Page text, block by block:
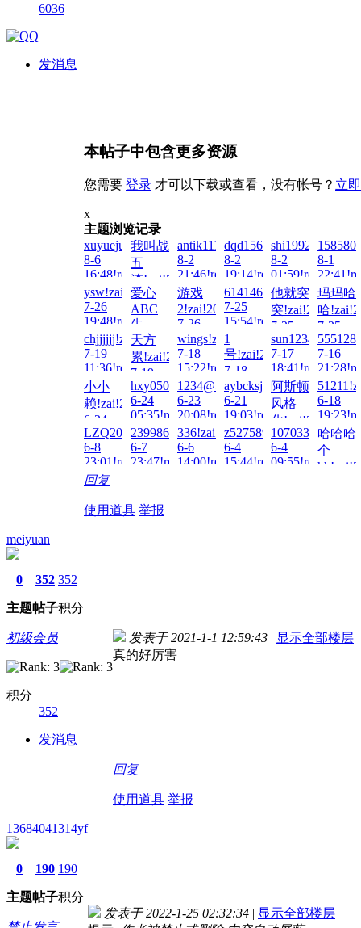
6036
发消息
本帖子中包含更多资源
您需要 登录 才可以下载或查看，没有帐号？ 立
x
主题浏览记录
xuyuejun!zai!2026-
8-6
16:48!read!
我叫战
五
渣!zai!2026-
8-4
13:48!read!
antik1111!zai!2026-
8-2
21:46!read!
8-2
19:14!read!
8-2
01:59!read!
8-1
ysw!zai!2026-
7-26
19:48!read!
爱心
ABC
先
把!zai!2026-
7-26
14:06!read!
游戏
2!zai!2026-
7-26
00:31!read!
614146770!zai!2026-
7-25
15:54!read!
他就突
突!zai!2026-
7-25
11:30!read!
玛玛哈
哈
7-25
chjjjjjj!zai!2026-
7-19
11:36!read!
天方
累!zai!2026-
7-19
03:34!read!
wings!zai!2026-
7-18
15:22!read!
1
号!zai!2026-
7-18
03:36!read!
7-17
18:41!read!
7-16
小小
赖!zai!2026-
6-24
14:15!read!
hxy050923!zai!2026-
6-24
05:35!read!
1234@56!zai!2026-
6-23
20:08!read!
aybcksj!zai!2026-
6-21
19:03!read!
阿斯顿
风格
化!zai!2026-
6-19
14:32!read!
6-18
LZQ2025!zai!2026-
6-8
23:01!read!
2399866057!zai!2026-
6-7
23:47!read!
336!zai!2026-
6-6
14:00!read!
z527589766!zai!2026-
6-4
15:44!read!
107033!zai!2026-
6-4
09:55!read!
哈哈哈
个
回复
使用道具 举报
meiyuan
0
主题
352
帖子
352
积分
初级会员
积分
352
发消息
发表于 2021-1-1 12:59:43 | 显示全部楼层
真的好厉害
回复
使用道具 举报
13684041314yf
0
主题
190
帖子
190
积分
发表于 2022-1-25 02:32:34 | 显示全部楼层